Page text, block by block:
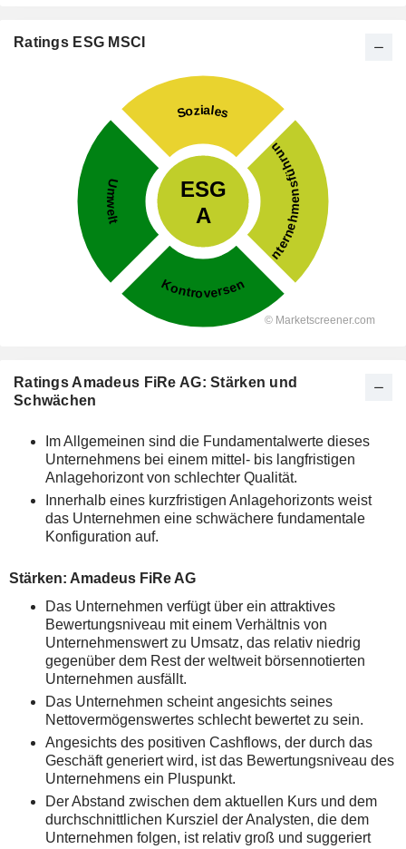
Ratings ESG MSCI
Ratings Amadeus FiRe AG: Stärken und
Schwächen
Im Allgemeinen sind die Fundamentalwerte dieses
Unternehmens bei einem mittel- bis langfristigen
Anlagehorizont von schlechter Qualität.
Innerhalb eines kurzfristigen Anlagehorizonts weist
das Unternehmen eine schwächere fundamentale
Konfiguration auf.
Stärken: Amadeus FiRe AG
Das Unternehmen verfügt über ein attraktives
Bewertungsniveau mit einem Verhältnis von
Unternehmenswert zu Umsatz, das relativ niedrig
gegenüber dem Rest der weltweit börsennotierten
Unternehmen ausfällt.
Das Unternehmen scheint angesichts seines
Nettovermögenswertes schlecht bewertet zu sein.
Angesichts des positiven Cashflows, der durch das
Geschäft generiert wird, ist das Bewertungsniveau des
Unternehmens ein Pluspunkt.
Der Abstand zwischen dem aktuellen Kurs und dem
durchschnittlichen Kursziel der Analysten, die dem
Unternehmen folgen, ist relativ groß und suggeriert